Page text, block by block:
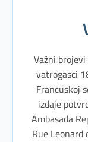
Važni
vatrogasci
Francuskoj
izdaje
Ambasada
Rue